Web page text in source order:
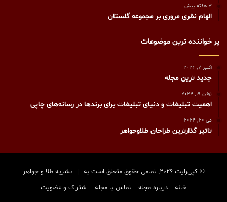
3 هفته پیش
الهام نظری مروری بر مجموعه گلستان
پر خواننده ترین موضوعات
اکتبر 7, 2024
جدید ترین مجله
ژوئن 19, 2024
اهمیت تبلیغات و دنیای تبلیغات برای برندها در رسانه‌های چاپی
می 20, 2024
تاثیر گذارترین طراحان طلاوجواهر
© کپی‌رایت 2026, تمامی حقوق متعلق است به |
نشریه طلا و جواهر
خانه
درباره مجله تماس با مجله اشتراک و عضویت